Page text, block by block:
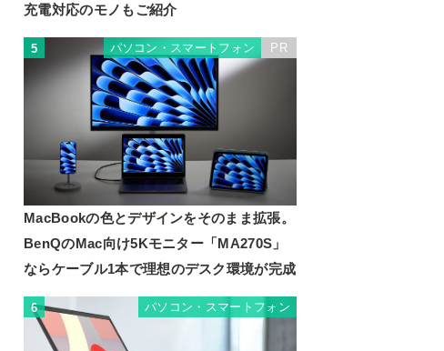
充電対応のモノもご紹介
5 パソコン・スマートフォン PR
MacBookの色とデザインをそのまま拡張。
BenQのMac向け5Kモニター「MA270S」
ならケーブル1本で理想のデスク環境が完成
6 パソコン・スマートフォン